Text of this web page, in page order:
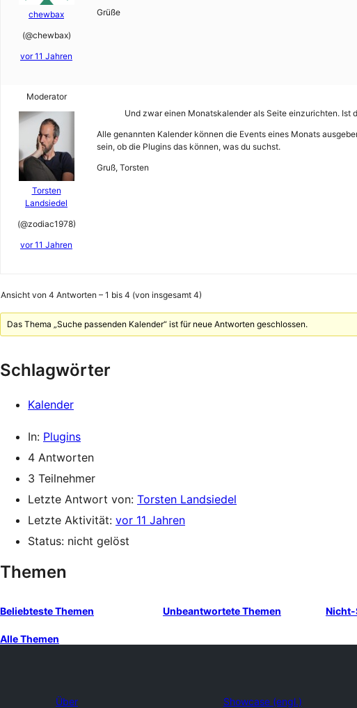
chewbax
(@chewbax)
vor 11 Jahren
Grüße
Moderator
Torsten
Landsiedel
(@zodiac1978)
vor 11 Jahren
Und zwar einen Monatskalender als Seite einzurichten. Ist
Alle genannten Kalender können die Events eines Monats
sein, ob die Plugins das können, was du suchst.
Gruß, Torsten
Ansicht von 4 Antworten – 1 bis 4 (von insgesamt 4)
Das Thema „Suche passenden Kalender“ ist für neue Antworten geschlossen.
Schlagwörter
Kalender
In: Plugins
4 Antworten
3 Teilnehmer
Letzte Antwort von: Torsten Landsiedel
Letzte Aktivität: vor 11 Jahren
Status: nicht gelöst
Themen
Beliebteste Themen Unbeantwortete Themen
Alle Themen
Über Showcase (engl.)